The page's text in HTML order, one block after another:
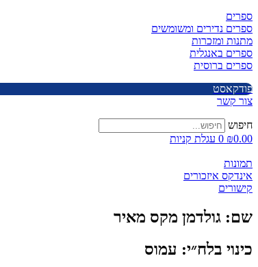
ספרים
ספרים נדירים ומשומשים
מתנות ומזכרות
ספרים באנגלית
ספרים ברוסית
פודקאסט
צור קשר
חיפוש
₪0.00
0 עגלת קניות
תמונות
אינדקס איזכורים
קישורים
שם: גולדמן מקס מאיר
כינוי בלח״י: עמוס